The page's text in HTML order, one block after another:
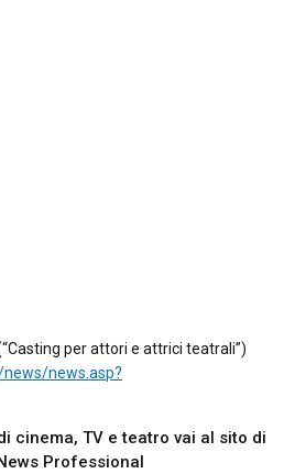
per attori e attrici teatrali”)
news.asp?
cinema, TV e teatro vai al sito di
Professional